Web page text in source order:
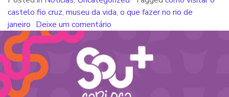
castelo fio cruz, museu da vida, o que fazer no rio de
janeiro Deixe um comentário